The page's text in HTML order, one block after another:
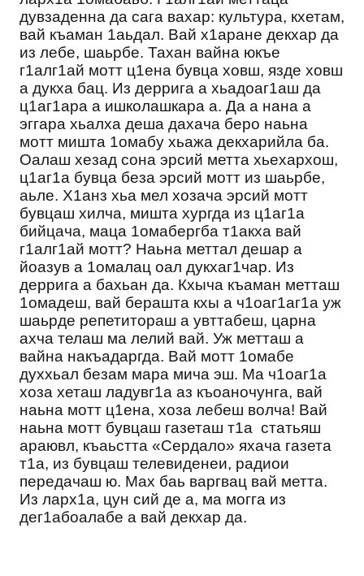
дувзаденна да сага вахар: культура, кхетам,
вай къаман 1аьдал. Вай х1аране декхар да
из лебе, шаьрбе. Тахан вайна юкъе
г1алг1ай мотт ц1ена бувца ховш, язде ховш
а дукха бац. Из деррига а хьадоаг1аш да
ц1аг1ара а ишколашкара а. Да а нана а
эггара хьалха деша дахача беро наьна
мотт мишта 1омабу хьажа декхарийла ба.
Оалаш хезад сона эрсий метта хьехархош,
ц1аг1а бувца беза эрсий мотт из шаьрбе,
аьле. Х1анз хьа мел хозача эрсий мотт
бувцаш хилча, мишта хургда из ц1аг1а
бийцача, маца 1омабергба т1акха вай
г1алг1ай мотт? Наьна меттал дешар а
йоазув а 1омалац оал дукхаг1чар. Из
деррига а бахьан да. Кхыча къаман метташ
1омадеш, вай берашта кхы а ч1оаг1аг1а уж
шаьрде репетитораш а увттабеш, царна
ахча телаш ма лелий вай. Уж метташ а
вайна накъадаргда. Вай мотт 1омабе
духхьал безам мара мича эш. Ма ч1оаг1а
хоза хеташ ладувг1а аз къоаночунга, вай
наьна мотт ц1ена, хоза лебеш волча! Вай
наьна мотт бувцаш газеташ т1а статьяш
араювл, къаьстта «Сердало» яхача газета
т1а, из бувцаш телевиденеи, радиои
передачаш ю. Мах баь варгвац вай метта.
Из ларх1а, цун сий де а, ма могга из
дег1абоалабе а вай декхар да.